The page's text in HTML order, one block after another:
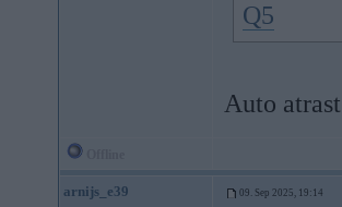
Q5
Auto
arnijs_e39 09. Sep 2025, 19:14